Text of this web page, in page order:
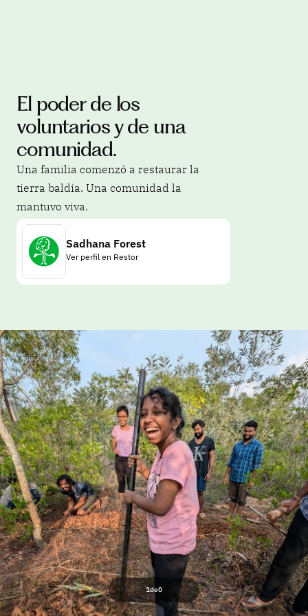
1de0
El poder de los
voluntarios y de una
comunidad.
Una familia comenzó a restaurar la
tierra baldía. Una comunidad la
mantuvo viva.
Sadhana Forest
Ver perfil en Restor